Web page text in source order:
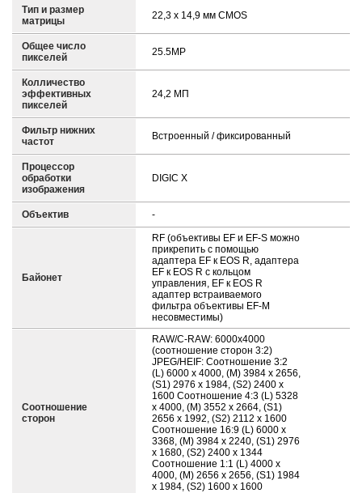
Тип и размер
матрицы
22,3 x 14,9 мм CMOS
Общее число
пикселей
25.5MP
Колличество
эффективных
пикселей
24,2 МП
Фильтр нижних
частот
Встроенный / фиксированный
Процессор
обработки
изображения
DIGIC X
Объектив -
Байонет
RF (объективы EF и EF-S можно
прикрепить с помощью
адаптера EF к EOS R, адаптера
EF к EOS R с кольцом
управления, EF к EOS R
адаптер встраиваемого
фильтра объективы EF-M
несовместимы)
Соотношение
сторон
RAW/C-RAW: 6000x4000
(соотношение сторон 3:2)
JPEG/HEIF: Соотношение 3:2
(L) 6000 x 4000, (M) 3984 x 2656,
(S1) 2976 x 1984, (S2) 2400 x
1600 Соотношение 4:3 (L) 5328
x 4000, (M) 3552 x 2664, (S1)
2656 x 1992, (S2) 2112 x 1600
Соотношение 16:9 (L) 6000 x
3368, (M) 3984 x 2240, (S1) 2976
x 1680, (S2) 2400 x 1344
Соотношение 1:1 (L) 4000 x
4000, (M) 2656 x 2656, (S1) 1984
x 1984, (S2) 1600 x 1600